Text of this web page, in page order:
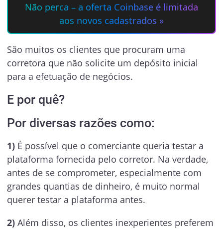
Não perca – a oferta Coinbase é limitada
aos novos cadastrados »
São muitos os clientes que procuram uma
corretora que não solicite um depósito inicial
para a efetuação de negócios.
E por quê?
Por diversas razões como:
1)É possível que o comerciante queria testar a
plataforma fornecida pelo corretor. Na verdade,
antes de se comprometer, especialmente com
grandes quantias de dinheiro, é muito normal
querer testar a plataforma antes.
2)Além disso, os clientes inexperientes preferem